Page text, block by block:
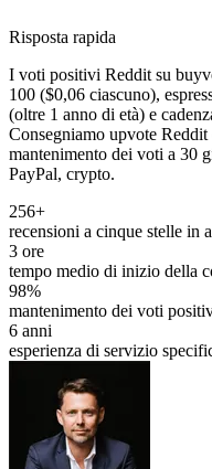
Risposta rapida
I voti positivi Reddit su
100 ($0,06 ciascuno),
(oltre 1 anno di età) e
Consegniamo upvote
mantenimento dei voti a 30
PayPal, crypto.
256+
recensioni a cinque stelle in
3 ore
tempo medio di inizio della
98%
mantenimento dei voti
6 anni
esperienza di servizio